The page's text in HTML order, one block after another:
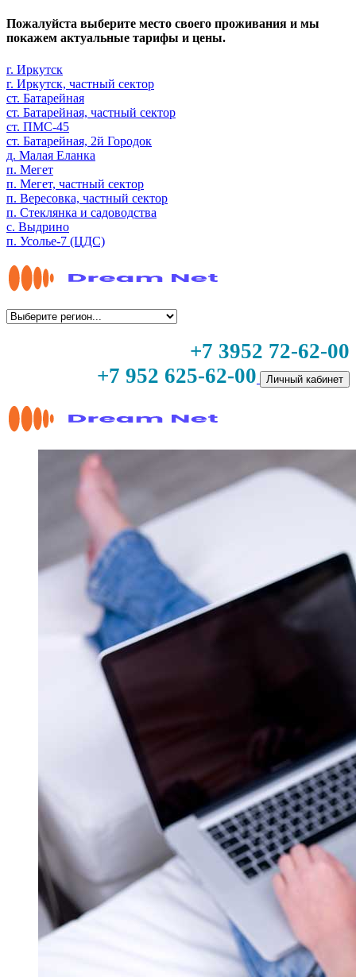
Пожалуйста выберите место своего проживания и мы
покажем актуальные тарифы и цены.
г. Иркутск
г. Иркутск, частный сектор
ст. Батарейная
ст. Батарейная, частный сектор
ст. ПМС-45
ст. Батарейная, 2й Городок
д. Малая Еланка
п. Мегет
п. Мегет, частный сектор
п. Вересовка, частный сектор
п. Стеклянка и садоводства
с. Выдрино
п. Усолье-7 (ЦДС)
+7 3952 72-62-00
+7 952 625-62-00
Личный кабинет